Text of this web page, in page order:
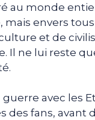
au monde
mais envers
et de
Il ne lui reste
guerre avec les
des fans, avant